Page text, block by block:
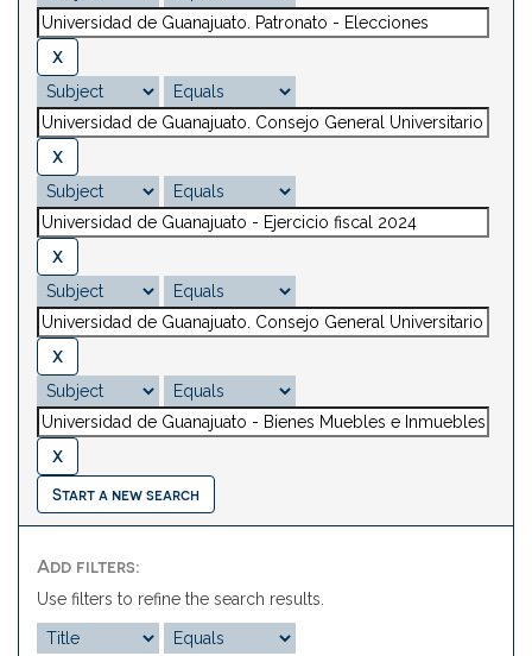
Start a new search
Add filters:
Use filters to refine the search results.